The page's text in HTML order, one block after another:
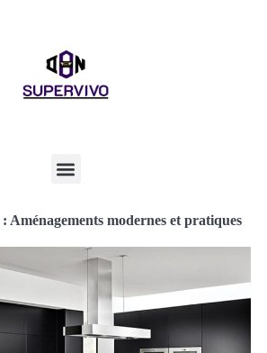
Aménagements modernes et pratiques